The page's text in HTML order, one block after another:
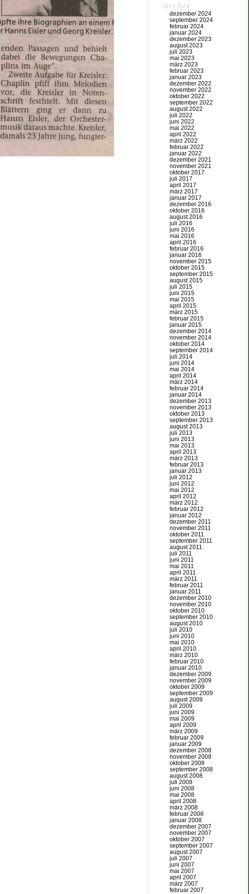
archiv
dezember 2024
september 2024
februar 2024
januar 2024
dezember 2023
august 2023
juli 2023
mai 2023
märz 2023
februar 2023
januar 2023
dezember 2022
november 2022
oktober 2022
september 2022
august 2022
juli 2022
juni 2022
mai 2022
april 2022
märz 2022
februar 2022
januar 2022
dezember 2021
november 2021
oktober 2017
juli 2017
april 2017
märz 2017
januar 2017
dezember 2016
oktober 2016
august 2016
juli 2016
juni 2016
mai 2016
april 2016
februar 2016
januar 2016
november 2015
oktober 2015
september 2015
august 2015
juli 2015
juni 2015
mai 2015
april 2015
märz 2015
februar 2015
januar 2015
dezember 2014
november 2014
oktober 2014
september 2014
juli 2014
juni 2014
mai 2014
april 2014
märz 2014
februar 2014
januar 2014
dezember 2013
november 2013
oktober 2013
september 2013
august 2013
juli 2013
juni 2013
mai 2013
april 2013
märz 2013
februar 2013
januar 2013
juli 2012
juni 2012
mai 2012
april 2012
märz 2012
februar 2012
januar 2012
dezember 2011
november 2011
oktober 2011
september 2011
august 2011
juli 2011
juni 2011
mai 2011
april 2011
märz 2011
februar 2011
januar 2011
dezember 2010
november 2010
oktober 2010
september 2010
august 2010
juli 2010
juni 2010
mai 2010
april 2010
märz 2010
februar 2010
januar 2010
dezember 2009
november 2009
oktober 2009
september 2009
august 2009
juli 2009
juni 2009
mai 2009
april 2009
märz 2009
februar 2009
januar 2009
dezember 2008
november 2008
oktober 2008
september 2008
august 2008
juli 2008
juni 2008
mai 2008
april 2008
märz 2008
februar 2008
januar 2008
dezember 2007
november 2007
oktober 2007
september 2007
august 2007
juli 2007
juni 2007
mai 2007
april 2007
märz 2007
februar 2007